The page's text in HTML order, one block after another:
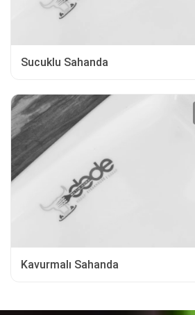
Sucuklu Sahanda
Kavurmalı Sahanda